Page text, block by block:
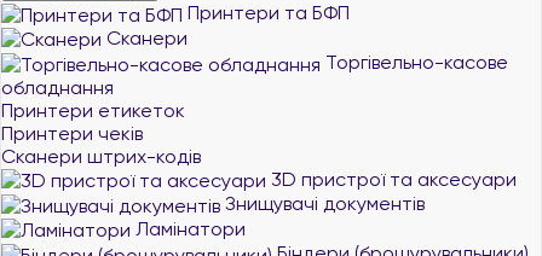
Принтери та БФП
Сканери
Торгівельно-касове
обладнання
Принтери етикеток
Принтери чеків
Сканери штрих-кодів
3D пристрої та аксесуари
Знищувачі документів
Ламінатори